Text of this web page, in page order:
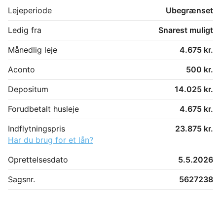
Lejeperiode
Ubegrænset
Ledig fra
Snarest muligt
Månedlig leje
4.675 kr.
Aconto
500 kr.
Depositum
14.025 kr.
Forudbetalt husleje
4.675 kr.
Indflytningspris
23.875 kr.
Har du brug for et lån?
Oprettelsesdato
5.5.2026
Sagsnr.
5627238